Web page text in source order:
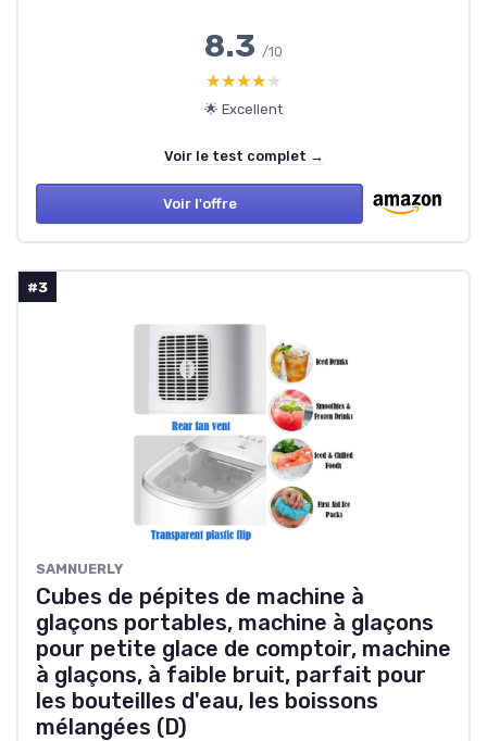
8.3 /10
★★★★★
★★★★★
🌟 Excellent
Voir le test complet →
Voir l'offre
#3
SAMNUERLY
Cubes de pépites de machine à
glaçons portables, machine à glaçons
pour petite glace de comptoir, machine
à glaçons, à faible bruit, parfait pour
les bouteilles d'eau, les boissons
mélangées (D)